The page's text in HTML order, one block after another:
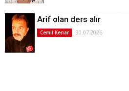
Arif olan ders alır
Cemil Kenar 30.07.2026